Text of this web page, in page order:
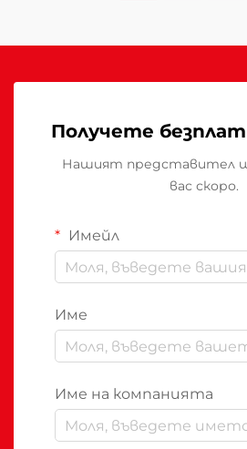
Получете
Нашият представител
вас скоро.
Имейл
Име
Име на компанията